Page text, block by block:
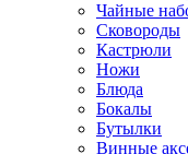
Чайные
Сковороды
Кастрюли
Ножи
Блюда
Бокалы
Бутылки
Винные